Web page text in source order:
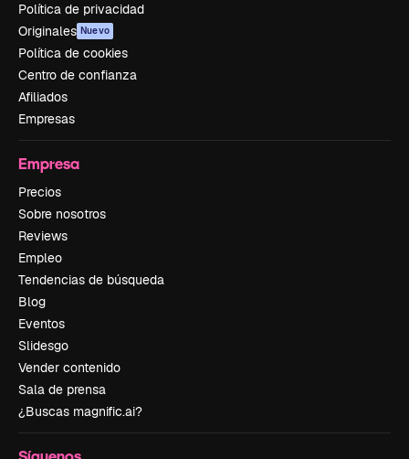
Política de privacidad
Originales Nuevo
Política de cookies
Centro de confianza
Afiliados
Empresas
Empresa
Precios
Sobre nosotros
Reviews
Empleo
Tendencias de búsqueda
Blog
Eventos
Slidesgo
Vender contenido
Sala de prensa
¿Buscas magnific.ai?